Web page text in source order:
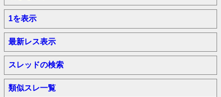
1を表示
最新レス表示
スレッドの検索
類似スレ一覧